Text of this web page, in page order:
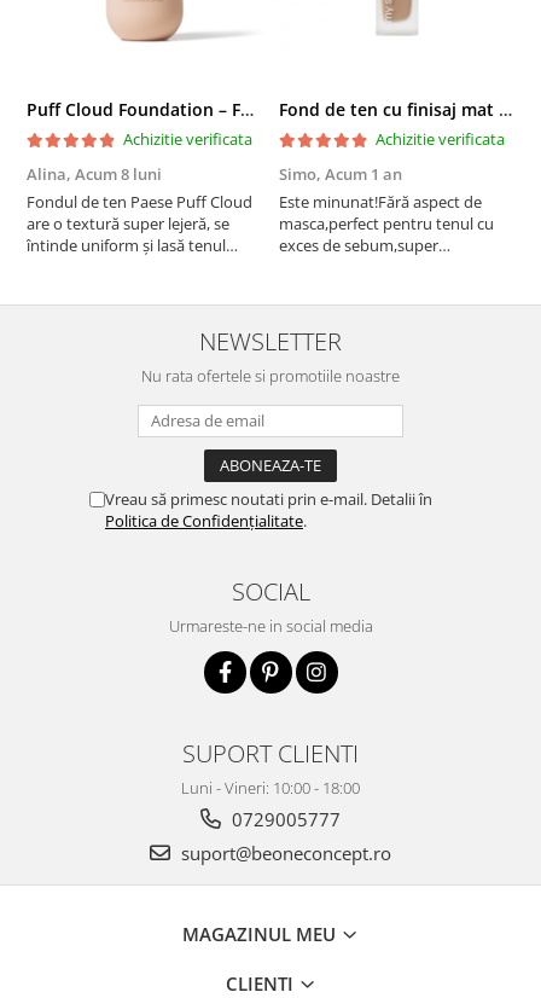
Puff Cloud Foundation – Fond de ten cu efect natural
Achizitie verificata
Alina, Acum 8 luni
Fondul de ten Paese Puff Cloud
are o textură super lejeră, se
întinde uniform și lasă tenul
rezistă bine toată ziua și nu
oxidează. Se simte ca o cremă
hidratantă pe piele. Un f...
Fond de ten cu finisaj mat si satinat, 3C ALMOND - 33 ml
Achizitie verificata
Simo, Acum 1 an
Este minunat!Fără aspect de
masca,perfect pentru tenul cu
exces de sebum,super
NEWSLETTER
Nu rata ofertele si promotiile noastre
Vreau să primesc noutati prin e-mail. Detalii în
Politica de Confidențialitate.
SOCIAL
Urmareste-ne in social media
SUPORT CLIENTI
Luni - Vineri: 10:00 - 18:00
0729005777
suport@beoneconcept.ro
MAGAZINUL MEU
CLIENTI